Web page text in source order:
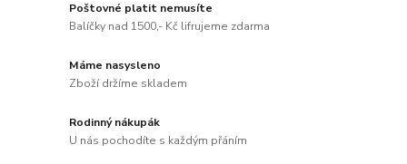
Poštovné platit nemusíte
Balíčky nad 1500,- Kč lifrujeme zdarma
Máme nasysleno
Zboží držíme skladem
Rodinný nákupák
U nás pochodíte s každým přáním